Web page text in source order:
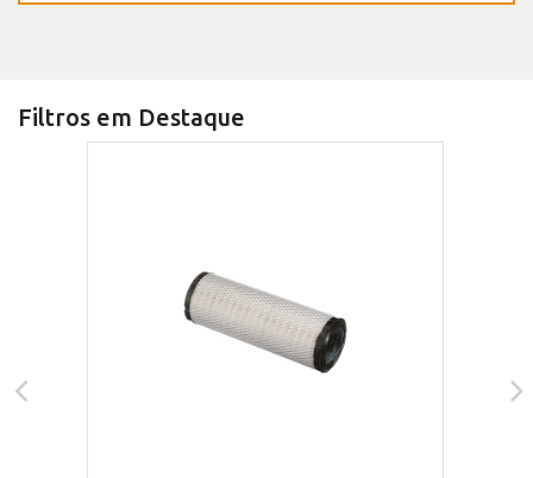
Filtros em Destaque